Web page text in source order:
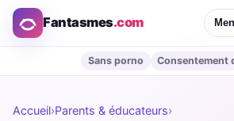
Fantasmes.com
Sans porno Consentement
Accueil›Parents & éducateurs›